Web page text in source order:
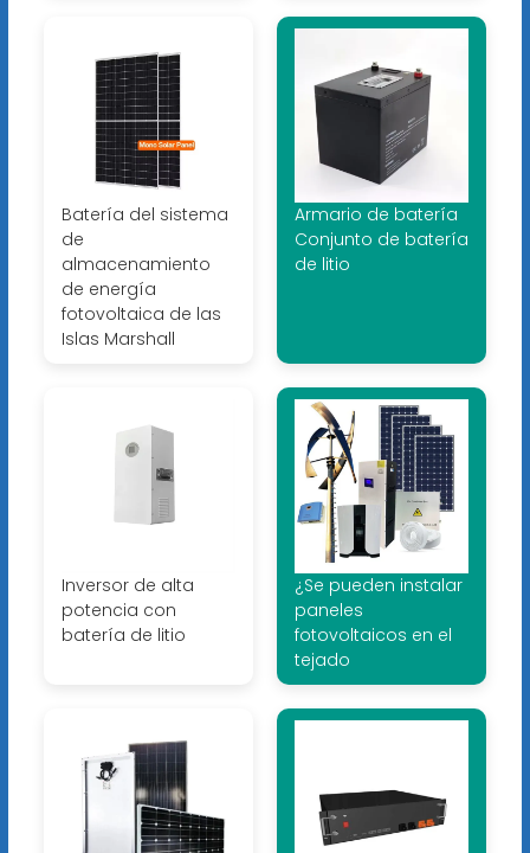
Batería del sistema
de
almacenamiento
de energía
fotovoltaica de las
Islas Marshall
Armario de batería
Conjunto de batería
de litio
Inversor de alta
potencia con
batería de litio
¿Se pueden instalar
paneles
fotovoltaicos en el
tejado